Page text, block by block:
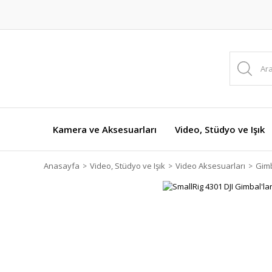
Kamera ve Aksesuarları Video, Stüdyo ve Işık
Anasayfa Video, Stüdyo ve Işık Video Aksesuarları